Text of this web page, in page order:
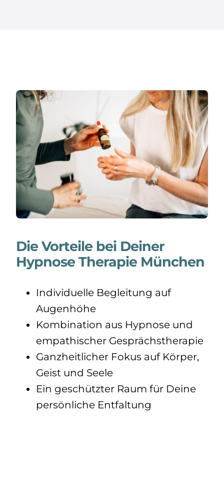
Die Vorteile bei Deiner
Hypnose Therapie München
Individuelle Begleitung auf
Augenhöhe
Kombination aus Hypnose und
empathischer Gesprächstherapie
Ganzheitlicher Fokus auf Körper,
Geist und Seele
Ein geschützter Raum für Deine
persönliche Entfaltung